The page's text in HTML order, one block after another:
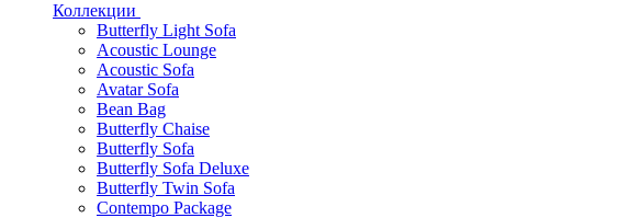
Коллекции
Butterfly Light Sofa
Acoustic Lounge
Acoustic Sofa
Avatar Sofa
Bean Bag
Butterfly Chaise
Butterfly Sofa
Butterfly Sofa Deluxe
Butterfly Twin Sofa
Contempo Package